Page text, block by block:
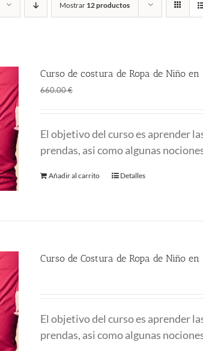
Mostrar 12 productos
Curso de costura de Ropa de Niño
660.00€
era:
660.00 €.
es:
360.00 €.
El objetivo del curso es aprender
prendas, asi como algunas
Añadir al carrito Detalles
Curso de Costura de Ropa de Niño en
El objetivo del curso es aprender
prendas, asi como algunas